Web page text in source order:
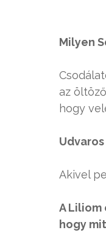
Milyen
az
hogy
Akivel
A Liliom
hogy